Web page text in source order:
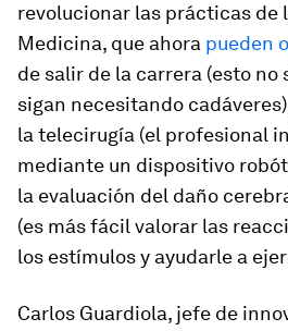
revolucionar las prácticas de
Medicina, que ahora pueden
de salir de la carrera (esto no
sigan necesitando
la telecirugía (el profesional
mediante un dispositivo
la evaluación del daño
(es más fácil valorar las
los estímulos y ayudarle a
Carlos Guardiola, jefe de